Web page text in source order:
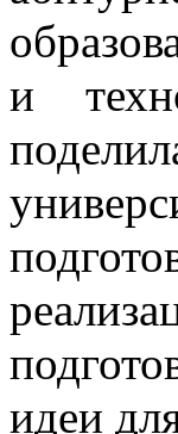
и
идеи